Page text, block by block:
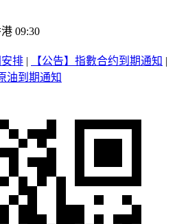
09:30
安排 | 【公告】指數合约到期通知 |
油到期通知